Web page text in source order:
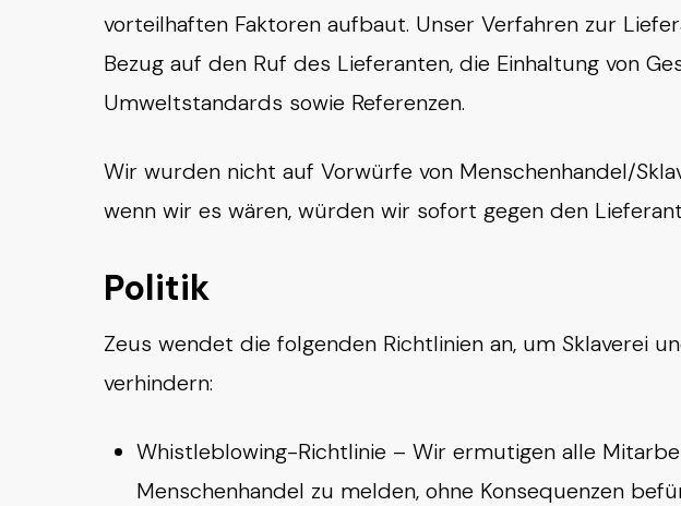
vorteilhaften Faktoren aufbaut. Unser Verfahren zur
Bezug auf den Ruf des Lieferanten, die Einhaltung von
Umweltstandards sowie Referenzen.
Wir wurden nicht auf Vorwürfe von Menschenhandel/
wenn wir es wären, würden wir sofort gegen den
Politik
Zeus wendet die folgenden Richtlinien an, um Sklaverei
verhindern:
Whistleblowing-Richtlinie – Wir ermutigen alle
Menschenhandel zu melden, ohne Konsequenzen